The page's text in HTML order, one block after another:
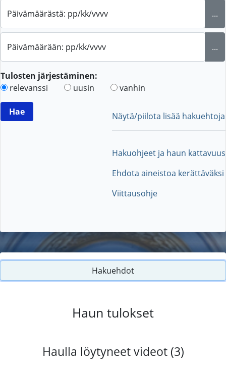
Päivämäärästä: pp/kk/vvvv ...
Päivämäärään: pp/kk/vvvv ...
Tulosten järjestäminen:
relevanssi
uusin vanhin
Näytä/piilota lisää hakuehtoja
Hakuohjeet ja haun kattavuus
Ehdota aineistoa kerättäväksi
Viittausohje
Hakuehdot
Haun tulokset
Haulla löytyneet videot (3)